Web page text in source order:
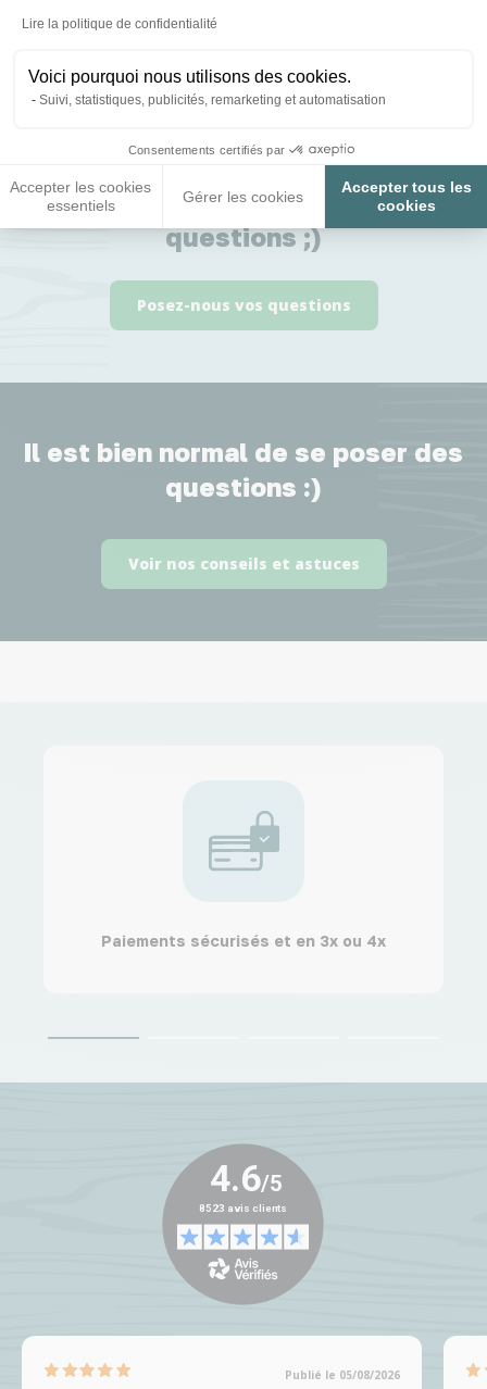
Lire la politique de confidentialité
Voici pourquoi nous utilisons des cookies.
Suivi, statistiques, publicités, remarketing et automatisation
Consentements certifiés par
Accepter les cookies
essentiels
Gérer les cookies
Accepter tous les
cookies
Axeptio consent
Nous répondons à toutes vos
questions ;)
Posez-nous vos questions
Il est bien normal de se poser des
questions :)
Voir nos conseils et astuces
Paiements sécurisés et en 3x ou 4x
Publié le 05/08/2026